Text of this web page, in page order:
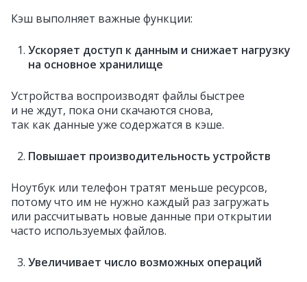
Кэш выполняет важные функции:
Ускоряет доступ к данным и снижает нагрузку
на основное хранилище
Устройства воспроизводят файлы быстрее
и не ждут, пока они скачаются снова,
так как данные уже содержатся в кэше.
Повышает производительность устройств
Ноутбук или телефон тратят меньше ресурсов,
потому что им не нужно каждый раз загружать
или рассчитывать новые данные при открытии
часто используемых файлов.
Увеличивает число возможных операций